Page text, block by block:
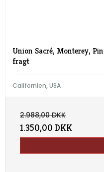
Union Sacré, Monterey,
fragt
Californien, USA
2.988,00 DKK
1.350,00 DKK